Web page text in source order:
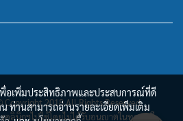
Copyright 2018 All Rights Reserved.
คลินิกฯไปใช้โดยไม่ได้รับอนุญาตในทุกกรณี
พื่อเพิ่มประสิทธิภาพและประสบการณ์ที่ดี
ท่านสามารถอ่านรายละเอียดเพิ่มเติม